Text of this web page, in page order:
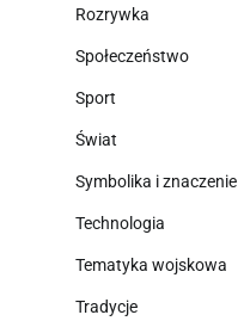
Rozrywka
Społeczeństwo
Sport
Świat
Symbolika i znaczenie
Technologia
Tematyka wojskowa
Tradycje